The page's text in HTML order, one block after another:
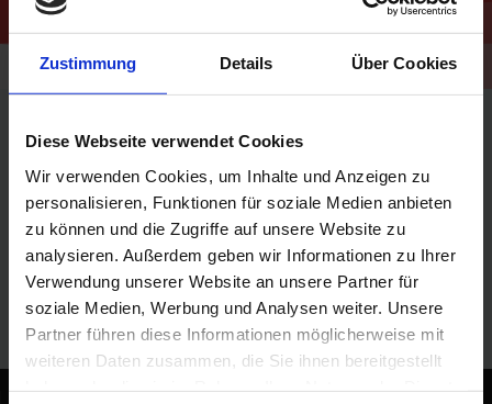
Zustimmung Details Über Cookies
Diese Webseite verwendet Cookies
Wir verwenden Cookies, um Inhalte und Anzeigen zu
personalisieren, Funktionen für soziale Medien anbieten
zu können und die Zugriffe auf unsere Website zu
analysieren. Außerdem geben wir Informationen zu Ihrer
Verwendung unserer Website an unsere Partner für
soziale Medien, Werbung und Analysen weiter. Unsere
Partner führen diese Informationen möglicherweise mit
weiteren Daten zusammen, die Sie ihnen bereitgestellt
Professioneller Partner für Business- und
Spielmannszug, Faschingsverein, Feuerwehr, Polizei, Theater,
Bus oder Bahn – Wir reinigen alle Uniformen und verleihen Ihnen
neuen Glanz für ihren nächsten Einsatz.